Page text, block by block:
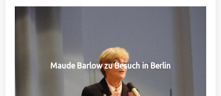
Maude Barlow zu Besuch in Berlin